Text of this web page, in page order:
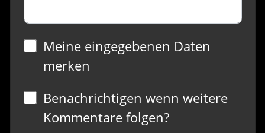
Meine eingegebenen Daten
merken
Benachrichtigen wenn weitere
Kommentare folgen?